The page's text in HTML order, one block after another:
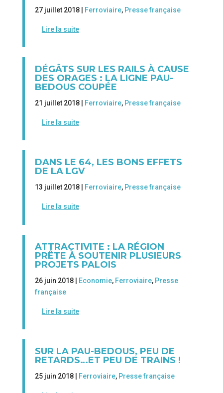
27 juillet 2018 | Ferroviaire, Presse française
Lire la suite
DÉGÂTS SUR LES RAILS À CAUSE
DES ORAGES : LA LIGNE PAU-
BEDOUS COUPÉE
21 juillet 2018 | Ferroviaire, Presse française
Lire la suite
DANS LE 64, LES BONS EFFETS
DE LA LGV
13 juillet 2018 | Ferroviaire, Presse française
Lire la suite
ATTRACTIVITE : LA RÉGION
PRÊTE À SOUTENIR PLUSIEURS
PROJETS PALOIS
26 juin 2018 | Economie, Ferroviaire, Presse
française
Lire la suite
SUR LA PAU-BEDOUS, PEU DE
RETARDS…ET PEU DE TRAINS !
25 juin 2018 | Ferroviaire, Presse française